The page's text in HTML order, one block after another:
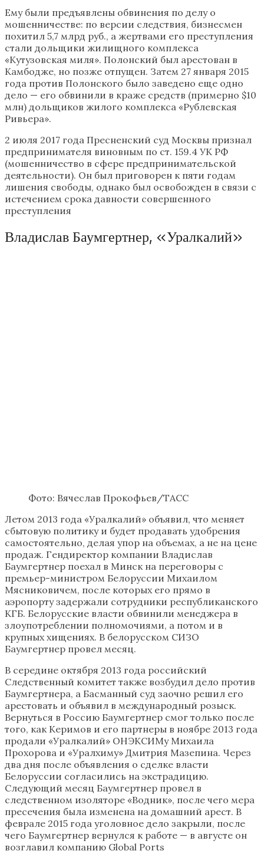
Ему были предъявлены обвинения по делу о
мошенничестве: по версии следствия, бизнесмен
похитил 5,7 млрд руб., а жертвами его преступления
стали дольщики жилищного комплекса
«Кутузовская миля». Полонский был арестован в
Камбодже, но позже отпущен. Затем 27 января 2015
года против Полонского было заведено еще одно
дело — его обвинили в краже средств (примерно $10
млн) дольщиков жилого комплекса «Рублевская
Ривьера».
2 июля 2017 года Пресненский суд Москвы признал
предпринимателя виновным по ст. 159.4 УК РФ
(мошенничество в сфере предпринимательской
деятельности). Он был приговорен к пяти годам
лишения свободы, однако был освобожден в связи с
истечением срока давности совершенного
преступления
Владислав Баумгертнер, «Уралкалий»
Фото: Вячеслав Прокофьев/ТАСС
Летом 2013 года «Уралкалий» объявил, что меняет
сбытовую политику и будет продавать удобрения
самостоятельно, делая упор на объемах, а не на цене
продаж. Гендиректор компании Владислав
Баумгертнер поехал в Минск на переговоры с
премьер-министром Белоруссии Михаилом
Мясниковичем, после которых его прямо в
аэропорту задержали сотрудники республиканского
КГБ. Белорусские власти обвинили менеджера в
злоупотреблении полномочиями, а потом и в
крупных хищениях. В белорусском СИЗО
Баумгертнер провел месяц.
В середине октября 2013 года российский
Следственный комитет также возбудил дело против
Баумгертнера, а Басманный суд заочно решил его
арестовать и объявил в международный розыск.
Вернуться в Россию Баумгертнер смог только после
того, как Керимов и его партнеры в ноябре 2013 года
продали «Уралкалий» ОНЭКСИМу Михаила
Прохорова и «Уралхиму» Дмитрия Мазепина. Через
два дня после объявления о сделке власти
Белоруссии согласились на экстрадицию.
Следующий месяц Баумгертнер провел в
следственном изоляторе «Водник», после чего мера
пресечения была изменена на домашний арест. В
феврале 2015 года уголовное дело закрыли, после
чего Баумгертнер вернулся к работе — в августе он
возглавил компанию Global Ports